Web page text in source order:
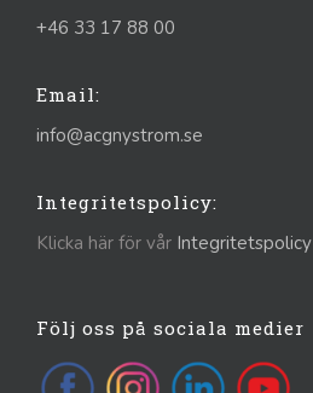
+46 33 17 88 00
Email:
info@acgnystrom.se
Integritetspolicy:
Klicka här för vår Integritetspolicy
Följ oss på sociala medier